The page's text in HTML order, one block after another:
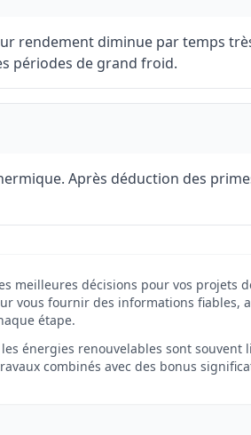
rendement diminue par temps
périodes de grand froid.
Après déduction des
meilleures décisions pour vos projets
vous fournir des informations fiables,
étape.
énergies renouvelables sont souvent
combinés avec des bonus